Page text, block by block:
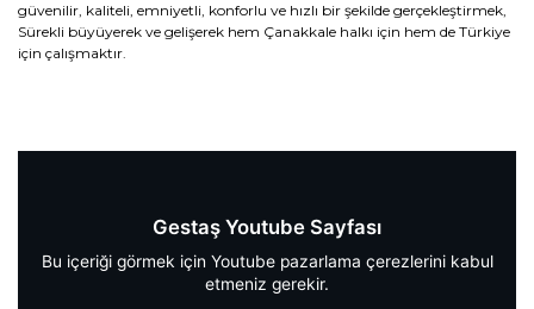
güvenilir, kaliteli, emniyetli, konforlu ve hızlı bir şekilde gerçekleştirmek,
Sürekli büyüyerek ve gelişerek hem Çanakkale halkı için hem de Türkiye
için çalışmaktır.
Gestaş Youtube Sayfası
Bu içeriği görmek için Youtube pazarlama çerezlerini kabul
etmeniz gerekir.